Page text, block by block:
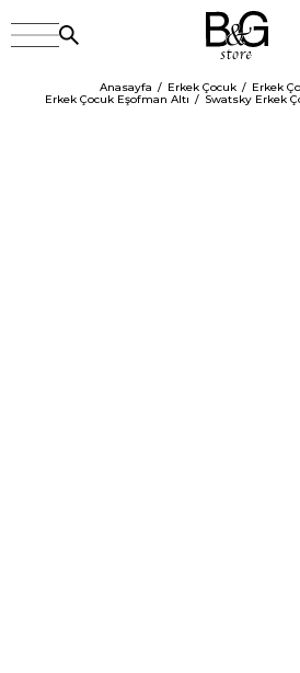
Anasayfa Erkek Çocuk
Erkek
Erkek Çocuk Eşofman Altı
Swatsky Erkek